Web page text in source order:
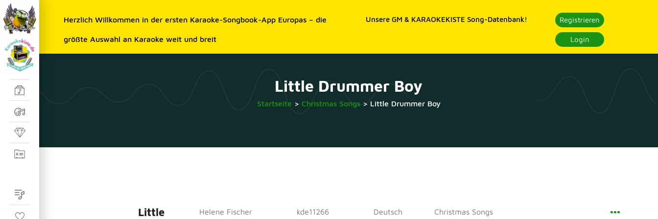
Herzlich Willkommen in der ersten Karaoke-Songbook-App Europas – die
größte Auswahl an Karaoke weit und breit
Unsere GM & KARAOKEKISTE Song-Datenbank! Registrieren
Login
Little Drummer Boy
Startseite > Christmas Songs > Little Drummer Boy
Little
Helene Fischer kde11266 Deutsch Christmas Songs